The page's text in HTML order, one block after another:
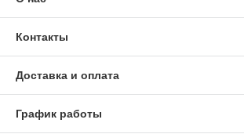
Контакты
Доставка и оплата
График работы